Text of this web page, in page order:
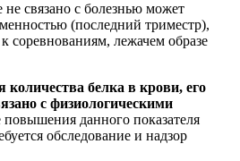
связано с болезнью может
(последний триместр),
соревнованиям, лежачем образе
белка в крови, его
с физиологическими
повышения данного показателя
обследование и надзор